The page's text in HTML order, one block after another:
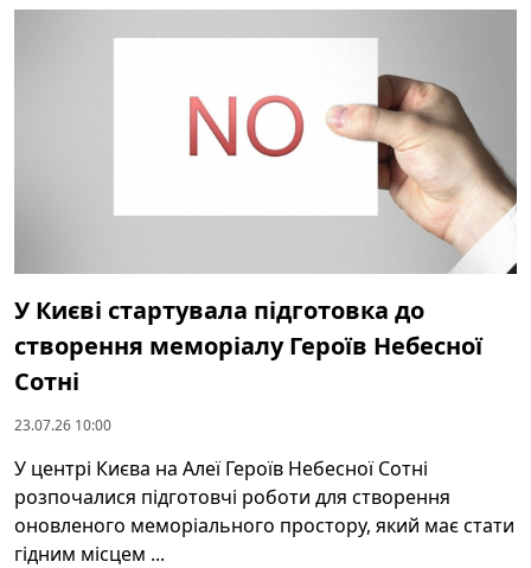
У Києві стартувала підготовка до
створення меморіалу Героїв Небесної
Сотні
23.07.26 10:00
У центрі Києва на Алеї Героїв Небесної Сотні
розпочалися підготовчі роботи для створення
оновленого меморіального простору, який має стати
гідним місцем ...